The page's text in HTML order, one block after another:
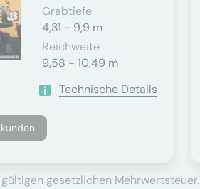
Grabtiefe
4,31 - 9,9 m
Reichweite
9,58 - 10,49 m
Technische Details
gesetzlichen Mehrwertsteuer.